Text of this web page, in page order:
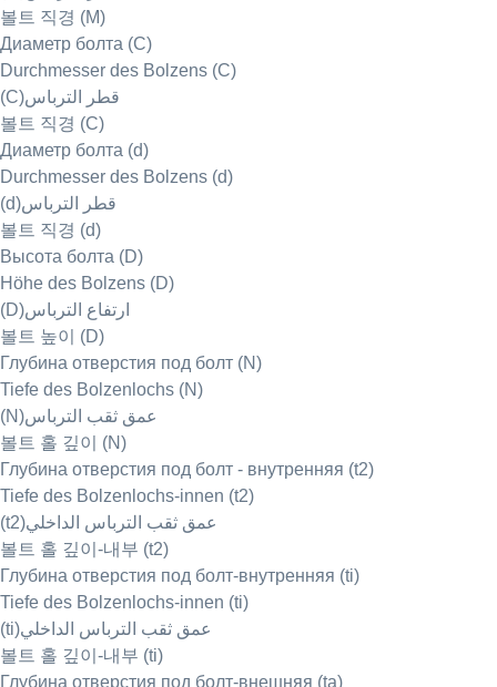
볼트 직경 (M)
Диаметр болта (C)
Durchmesser des Bolzens (C)
(C)قطر الترباس
볼트 직경 (C)
Диаметр болта (d)
Durchmesser des Bolzens (d)
(d)قطر الترباس
볼트 직경 (d)
Высота болта (D)
Höhe des Bolzens (D)
(D)ارتفاع الترباس
볼트 높이 (D)
Глубина отверстия под болт (N)
Tiefe des Bolzenlochs (N)
(N)عمق ثقب الترباس
볼트 홀 깊이 (N)
Глубина отверстия под болт - внутренняя (t2)
Tiefe des Bolzenlochs-innen (t2)
(t2)عمق ثقب الترباس الداخلي
볼트 홀 깊이-내부 (t2)
Глубина отверстия под болт-внутренняя (ti)
Tiefe des Bolzenlochs-innen (ti)
(ti)عمق ثقب الترباس الداخلي
볼트 홀 깊이-내부 (ti)
Глубина отверстия под болт-внешняя (ta)